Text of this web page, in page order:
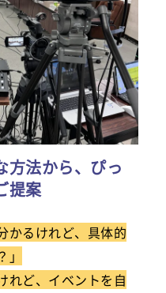
方法から、ぴっ
提案
かるけれど、具体的
れど、イベントを自